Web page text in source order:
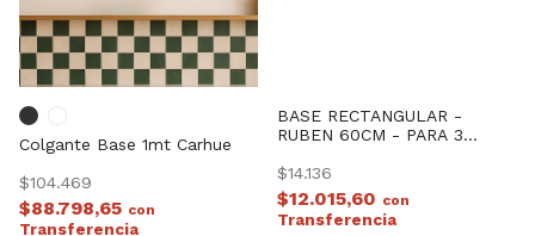
Colgante Base 1mt Carhue
$104.469
$88.798,65 con
BASE RECTANGULAR -
RUBEN 60CM - PARA 3
$14.136
$12.015,60 con